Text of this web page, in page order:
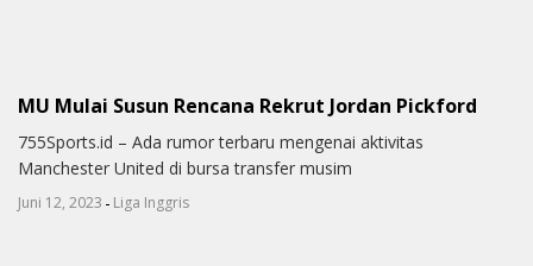
MU Mulai Susun Rencana Rekrut Jordan Pickford
755Sports.id – Ada rumor terbaru mengenai aktivitas
Manchester United di bursa transfer musim
Juni 12, 2023 - Liga Inggris